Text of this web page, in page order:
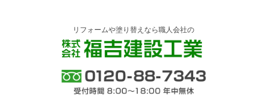
リフォームや塗り替えなら職人会社の